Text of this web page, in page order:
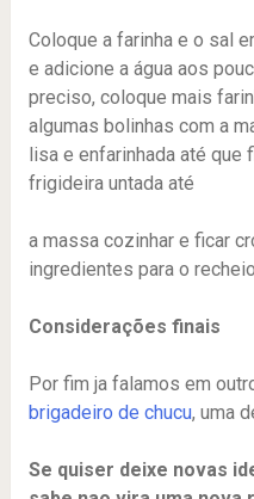
Coloque a farinha e o sal
e adicione a água aos
preciso, coloque mais
algumas bolinhas com a
lisa e enfarinhada até que
frigideira untada até
a massa cozinhar e ficar
ingredientes para o
Considerações finais
Por fim ja falamos em
brigadeiro de chucu, uma
Se quiser deixe novas